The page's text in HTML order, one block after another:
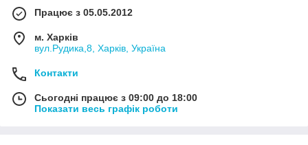
светодиод
ной
продукции
Працює з 05.05.2012
м. Харків
вул.Рудика,8, Харків, Україна
Контакти
Сьогодні працює з 09:00 до 18:00
Показати весь графік роботи